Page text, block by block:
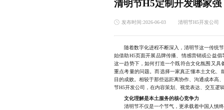
清明节H5定制开发哪家强
发布时间:2026-06-03 清明节H5开发公司
随着数字化进程不断深入，清明节这一传统节
始借助H5页面开展品牌传播、情感营销或公益
这一趋势下，如何打造一个既符合文化氛围又
重点考量的问题。而选择一家真正懂本土文化、
目的成败。相较于那些远距离协作、沟通成本高
节H5开发公司，在内容策划、视觉表达、交互逻
文化理解是本土服务的核心竞争力
清明节不仅是一个节气，更承载着中国人慎终